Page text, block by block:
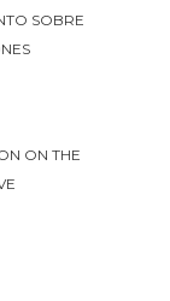
SOBRE
ON THE